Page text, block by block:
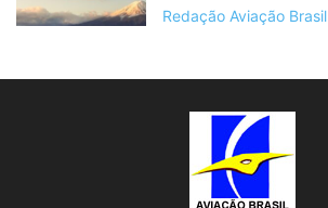
Redação Aviação Brasil